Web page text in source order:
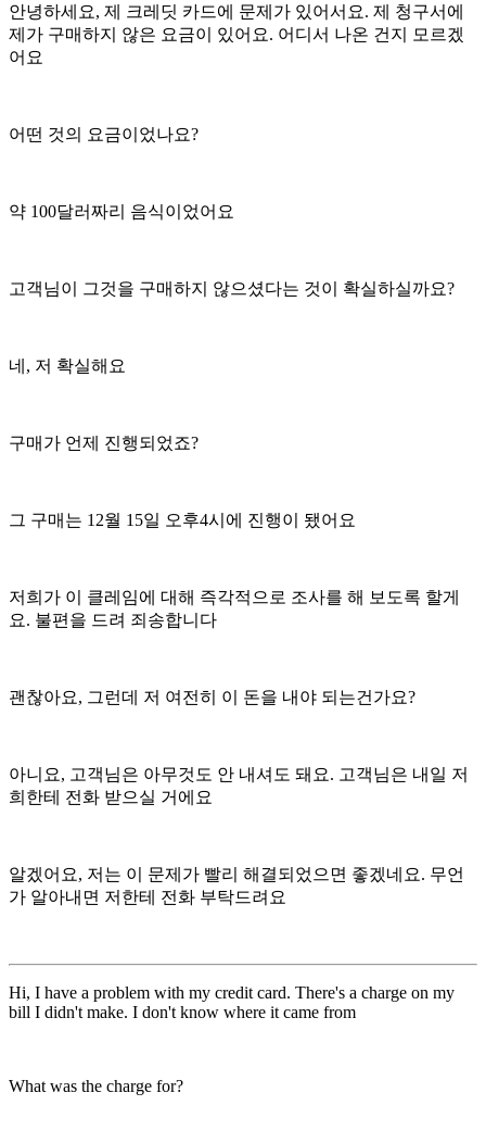
안녕하세요, 제 크레딧 카드에 문제가 있어서요. 제 청구서에
제가 구매하지 않은 요금이 있어요. 어디서 나온 건지 모르겠
어요
어떤 것의 요금이었나요?
약 100달러짜리 음식이었어요
고객님이 그것을 구매하지 않으셨다는 것이 확실하실까요?
네, 저 확실해요
구매가 언제 진행되었죠?
그 구매는 12월 15일 오후4시에 진행이 됐어요
저희가 이 클레임에 대해 즉각적으로 조사를 해 보도록 할게
요. 불편을 드려 죄송합니다
괜찮아요, 그런데 저 여전히 이 돈을 내야 되는건가요?
아니요, 고객님은 아무것도 안 내셔도 돼요. 고객님은 내일 저
희한테 전화 받으실 거에요
알겠어요, 저는 이 문제가 빨리 해결되었으면 좋겠네요. 무언
가 알아내면 저한테 전화 부탁드려요
Hi, I have a problem with my credit card. There's a charge on my
bill I didn't make. I don't know where it came from
What was the charge for?